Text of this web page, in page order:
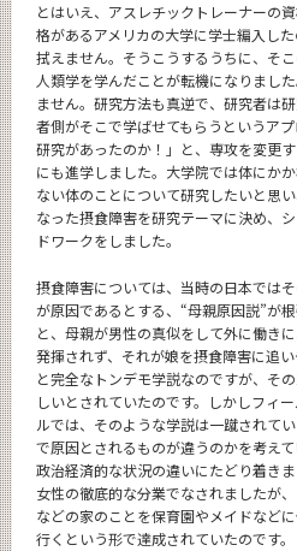
とはいえ、アスレチックトレーナーの
格があるアメリカの大学に学士編入し
拭えません。そうこうするうちに、そ
人類学を学んだことが転機になりまし
ません。研究方法も真逆で、研究者は
者側がそこで学ばせてもらうというア
研究があったのか！」と、専攻を変更
にも進学しました。大学院では体にか
ない体のことについて研究したいと思
なった摂食障害を研究テーマに決め、
ドワークをしました。
摂食障害については、当時の日本では
が原因であるとする、“母親原因説”が
と、母親が男性の真似をして外に働き
発揮されず、それが娘を摂食障害に追
と完全なトンデモ学説なのですが、そ
しいとされていたのです。しかしフィ
ルでは、そのような学説は一蹴されて
で原因とされるものが違うのかを考え
政治経済的な状況の違いにたどり着き
女性の徹底的な分業でなされましたが
などの家のことを保育園やメイドなど
行くという形で達成されていたのです。